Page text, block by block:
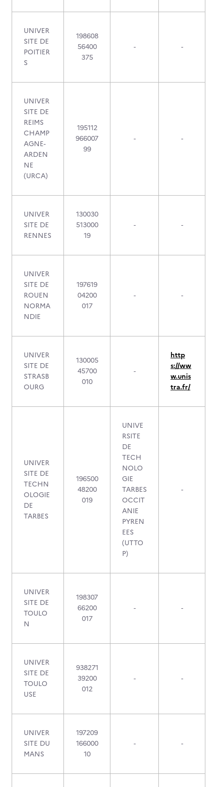
UNIVER
SITE DE
POITIER
S
198608
56400
375
- -
UNIVER
SITE DE
REIMS
CHAMP
AGNE-
ARDEN
NE
(URCA)
195112
966007
99
- -
UNIVER
SITE DE
RENNES
130030
513000
19
- -
UNIVER
SITE DE
ROUEN
NORMA
NDIE
197619
04200
017
- -
UNIVER
SITE DE
STRASB
OURG
130005
45700
010
-
http
s://ww
w.unis
tra.fr/
UNIVER
SITE DE
TECHN
OLOGIE
DE
TARBES
196500
48200
019
UNIVE
RSITE
DE
TECH
NOLO
GIE
TARBES
OCCIT
ANIE
PYREN
EES
(UTTO
P)
-
UNIVER
SITE DE
TOULO
N
198307
66200
017
- -
UNIVER
SITE DE
TOULO
USE
938271
39200
012
- -
UNIVER
SITE DU
MANS
197209
166000
10
- -